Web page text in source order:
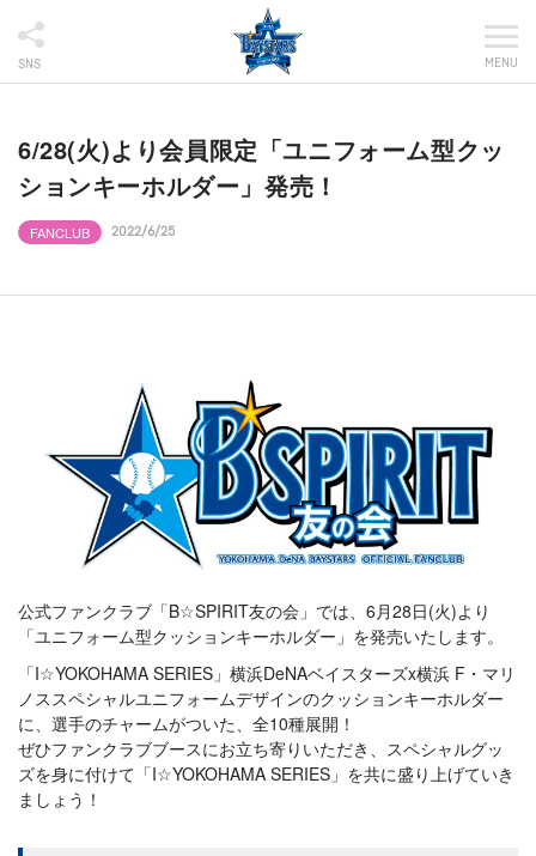
SNS MENU
6/28(火)より会員限定「ユニフォーム型クッ
ションキーホルダー」発売！
FANCLUB 2022/6/25
公式ファンクラブ「B☆SPIRIT友の会」では、6月28日(火)より
「ユニフォーム型クッションキーホルダー」を発売いたします。
「I☆YOKOHAMA SERIES」横浜DeNAベイスターズx横浜 F・マリ
ノススペシャルユニフォームデザインのクッションキーホルダー
に、選手のチャームがついた、全10種展開！
ぜひファンクラブブースにお立ち寄りいただき、スペシャルグッ
ズを身に付けて「I☆YOKOHAMA SERIES」を共に盛り上げていき
ましょう！